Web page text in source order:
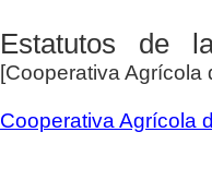
Estatutos de
[Cooperativa Agrícola
Cooperativa Agrícola